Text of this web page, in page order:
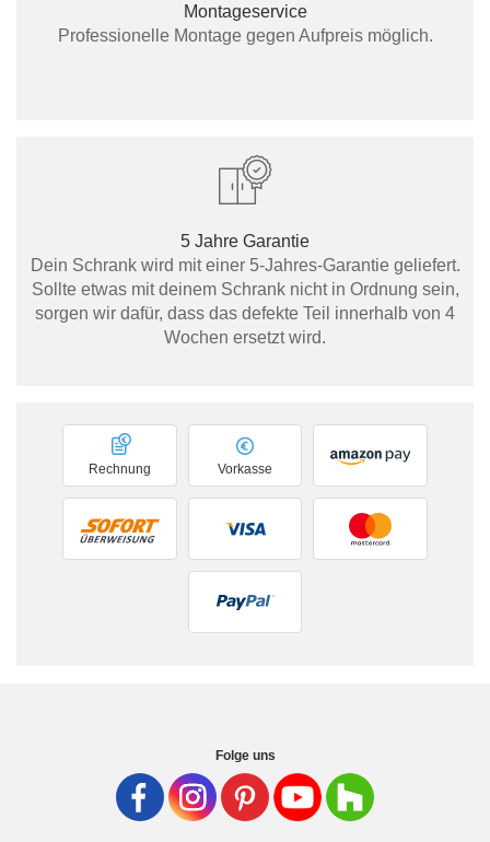
Montageservice
Professionelle Montage gegen Aufpreis möglich.
5 Jahre Garantie
Dein Schrank wird mit einer 5-Jahres-Garantie geliefert.
Sollte etwas mit deinem Schrank nicht in Ordnung sein,
sorgen wir dafür, dass das defekte Teil innerhalb von 4
Wochen ersetzt wird.
Vorkasse
Rechnung
Folge uns